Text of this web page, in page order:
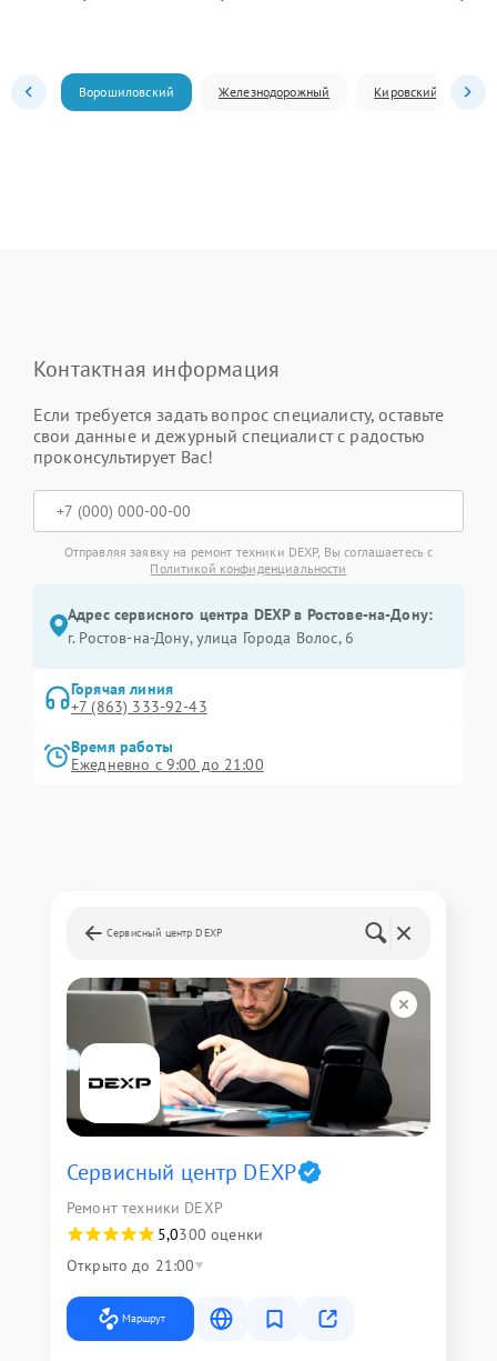
Ворошиловский Железнодорожный Кировский
Контактная информация
Если требуется задать вопрос специалисту, оставьте
свои данные и дежурный специалист с радостью
проконсультирует Вас!
Отправляя заявку на ремонт техники DEXP, Вы соглашаетесь с
Политикой конфиденциальности
Адрес сервисного центра DEXP в Ростове-на-Дону:
г. Ростов-на-Дону, улица Города Волос, 6
Горячая линия
+7 (863) 333-92-43
Время работы
Ежедневно с 9:00 до 21:00
Сервисный центр DEXP
Сервисный центр DEXP
Ремонт техники DEXP
5,0300 оценки
Открыто до 21:00
Маршрут